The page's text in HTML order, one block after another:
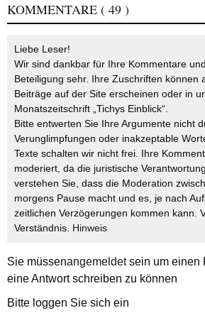
KOMMENTARE ( 49 )
Liebe Leser!
Wir sind dankbar für Ihre Kommentare
Beteiligung sehr. Ihre Zuschriften können
Beiträge auf der Site erscheinen oder in
Monatszeitschrift „Tichys Einblick“.
Bitte entwerten Sie Ihre Argumente nicht
Verunglimpfungen oder inakzeptable
Texte schalten wir nicht frei. Ihre
moderiert, da die juristische
verstehen Sie, dass die Moderation
morgens Pause macht und es, je nach
zeitlichen Verzögerungen kommen kann.
Verständnis. Hinweis
Sie müssenangemeldetsein um einen
eine Antwort schreiben zu können
Bitte loggen Sie sich ein